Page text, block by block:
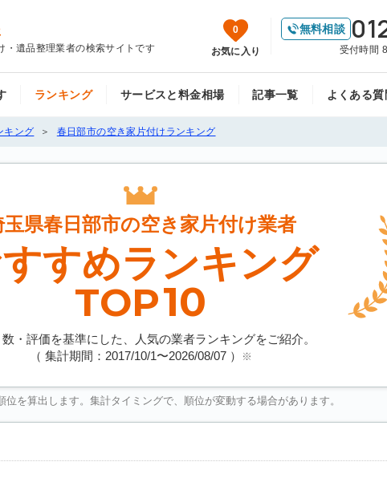
・遺品整理業者の検索サイトです
0
お気に入り
無料相談
受付時間
ランキング サービスと料金相場 記事一覧 よくある質
キング 春日部市の空き家片付けランキング
玉県春日部市の空き家片付け業者
すめランキング
TOP10
・評価を基準にした、人気の業者ランキングをご紹介。
（ 集計期間：2017/10/1〜2026/08/07） ※
を算出します。集計タイミングで、順位が変動する場合があります。